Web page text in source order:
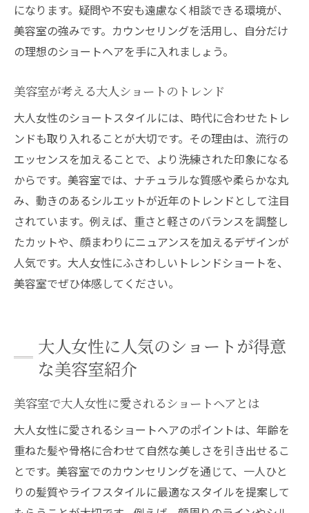
になります。疑問や不安も遠慮なく相談できる環境が、
美容室の強みです。カウンセリングを活用し、自分だけ
の理想のショートヘアを手に入れましょう。
美容室が考える大人ショートのトレンド
大人女性のショートスタイルには、時代に合わせたトレ
ンドも取り入れることが大切です。その理由は、流行の
エッセンスを加えることで、より洗練された印象になる
からです。美容室では、ナチュラルな質感や柔らかな丸
み、動きのあるシルエットが近年のトレンドとして注目
されています。例えば、重さと軽さのバランスを調整し
たカットや、顔まわりにニュアンスを加えるデザインが
人気です。大人女性にふさわしいトレンドショートを、
美容室でぜひ体感してください。
大人女性に人気のショートが得意
な美容室紹介
美容室で大人女性に愛されるショートヘアとは
大人女性に愛されるショートヘアのポイントは、年齢を
重ねた髪や骨格に合わせて自然な美しさを引き出せるこ
とです。美容室でのカウンセリングを通じて、一人ひと
りの髪質やライフスタイルに最適なスタイルを提案して